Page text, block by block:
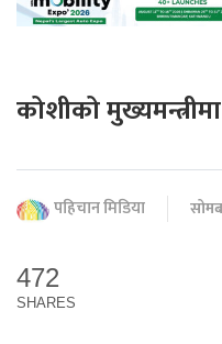
कोशीको
पहिचान मिडिया
472
SHARES